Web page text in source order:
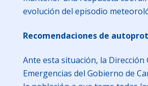
evolución del episodio
Recomendaciones de
Ante esta situación, la Dirección
Emergencias del Gobierno de